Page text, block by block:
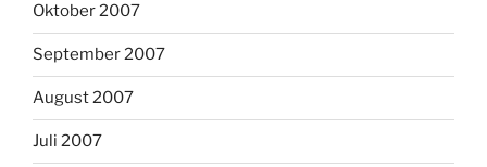
Oktober 2007
September 2007
August 2007
Juli 2007